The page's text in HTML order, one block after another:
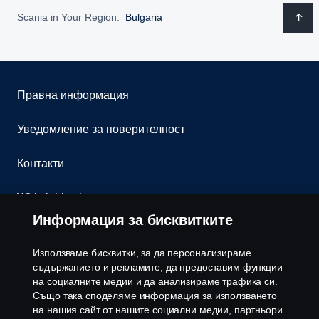
Scania in Your Region: Bulgaria
Правна информация
Уведомление за поверителност
Контакти
Whistleblowing
Бюлетин
Политика за бисквитки
Настройки на бисквитките
Информация за бисквитките
Използваме бисквитки, за да персонализираме
съдържанието и рекламите, да предоставим функции
на социалните медии и да анализираме трафика си.
Също така споделяме информация за използването
на нашия сайт от нашите социални медии, партньори